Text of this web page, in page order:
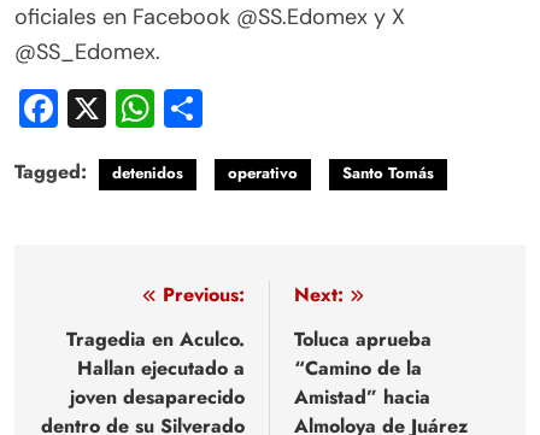
oficiales en Facebook @SS.Edomex y X
@SS_Edomex.
Facebook
X WhatsApp
Tagged: detenidos operativo Santo Tomás
Navegación
de
entradas
Previous:
Tragedia en Aculco.
Hallan ejecutado a
joven desaparecido
dentro de su Silverado
Next:
Toluca aprueba
“Camino de la
Amistad” hacia
Almoloya de Juárez